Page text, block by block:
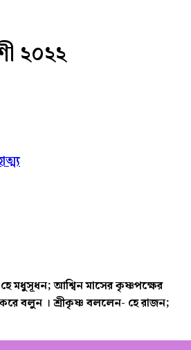
২০২২
হে মধুসূধন; আশ্বিন মাসের কৃষ্ণপক্ষের
বলুন । শ্রীকৃষ্ণ বললেন- হে রাজন;